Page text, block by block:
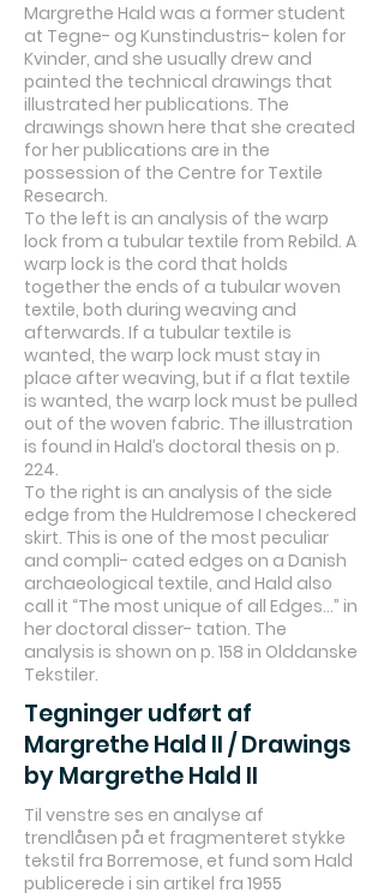
Margrethe Hald was a former student
at Tegne- og Kunstindustris- kolen for
Kvinder, and she usually drew and
painted the technical drawings that
illustrated her publications. The
drawings shown here that she created
for her publications are in the
possession of the Centre for Textile
Research.
To the left is an analysis of the warp
lock from a tubular textile from Rebild. A
warp lock is the cord that holds
together the ends of a tubular woven
textile, both during weaving and
afterwards. If a tubular textile is
wanted, the warp lock must stay in
place after weaving, but if a flat textile
is wanted, the warp lock must be pulled
out of the woven fabric. The illustration
is found in Hald’s doctoral thesis on p.
224.
To the right is an analysis of the side
edge from the Huldremose I checkered
skirt. This is one of the most peculiar
and compli- cated edges on a Danish
archaeological textile, and Hald also
call it “The most unique of all Edges...” in
her doctoral disser- tation. The
analysis is shown on p. 158 in Olddanske
Tekstiler.
Tegninger udført af
Margrethe Hald II / Drawings
by Margrethe Hald II
Til venstre ses en analyse af
trendlåsen på et fragmenteret stykke
tekstil fra Borremose, et fund som Hald
publicerede i sin artikel fra 1955